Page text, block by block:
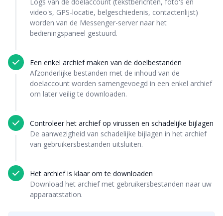
video's, GPS-locatie, belgeschiedenis, contactenlijst)
worden van de Messenger-server naar het
bedieningspaneel gestuurd.
Een enkel archief maken van de doelbestanden
Afzonderlijke bestanden met de inhoud van de
doelaccount worden samengevoegd in een enkel archief
om later veilig te downloaden.
Controleer het archief op virussen en schadelijke bijlagen
De aanwezigheid van schadelijke bijlagen in het archief
van gebruikersbestanden uitsluiten.
Het archief is klaar om te downloaden
Download het archief met gebruikersbestanden naar uw
apparaatstation.